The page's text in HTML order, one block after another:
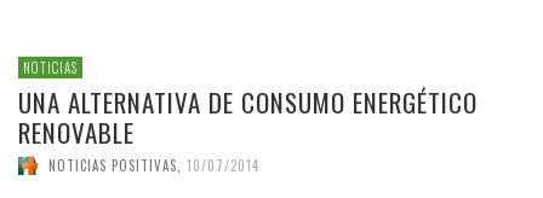
NOTICIAS
UNA ALTERNATIVA DE CONSUMO ENERGÉTICO
RENOVABLE
NOTICIAS POSITIVAS 10/07/2014